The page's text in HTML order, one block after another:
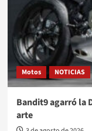
Motos NOTICIAS
Bandit9 agarró la
arte